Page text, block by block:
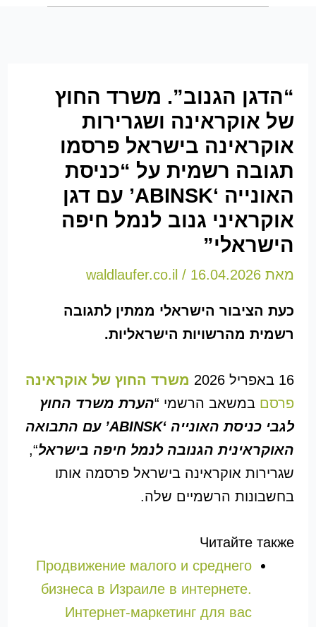
“הדגן הגנוב”. משרד החוץ
של אוקראינה ושגרירות
אוקראינה בישראל פרסמו
תגובה רשמית על “כניסת
האונייה ‘ABINSK’ עם דגן
אוקראיני גנוב לנמל חיפה
הישראלי”
מאת waldlaufer.co.il/ 16.04.2026
כעת הציבור הישראלי ממתין לתגובה
רשמית מהרשויות הישראליות.
16 באפריל 2026
משרד החוץ של אוקראינה
פרסם במשאב הרשמי “הערת משרד החוץ
לגבי כניסת האונייה ‘ABINSK’ עם התבואה
האוקראינית הגנובה לנמל חיפה בישראל“,
שגרירות אוקראינה בישראל פרסמה אותו
בחשבונות הרשמיים שלה.
Читайте также
Продвижение малого и среднего
бизнеса в Израиле в интернете.
Интернет-маркетинг для вас